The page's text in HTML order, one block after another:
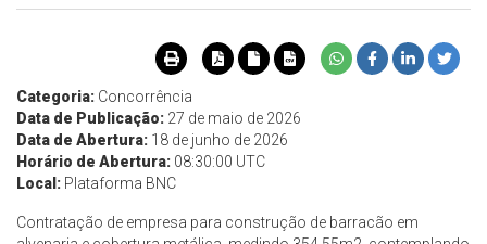
Categoria: Concorrência
Data de Publicação: 27 de maio de 2026
Data de Abertura: 18 de junho de 2026
Horário de Abertura: 08:30:00 UTC
Local: Plataforma BNC
Contratação de empresa para construção de barracão em